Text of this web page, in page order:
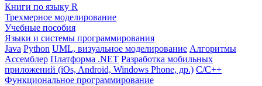
Книги по языку R
Трехмерное моделирование
Учебные пособия
Языки и системы программирования
Java Python UML, визуальное моделирование Алгоритмы
Ассемблер Платформа .NET Разработка мобильных
приложений (iOs, Android, Windows Phone, др.) С/С++
Функциональное программирование